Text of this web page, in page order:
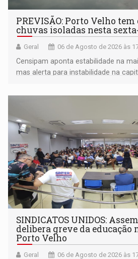
PREVISÃO: Porto Velho tem
chuvas isoladas nesta
Geral 06 de Agosto de 2026 às
Censipam aponta estabilidade na
mas alerta para instabilidade na
SINDICATOS UNIDOS:
delibera greve da
Porto Velho
Geral 06 de Agosto de 2026 às